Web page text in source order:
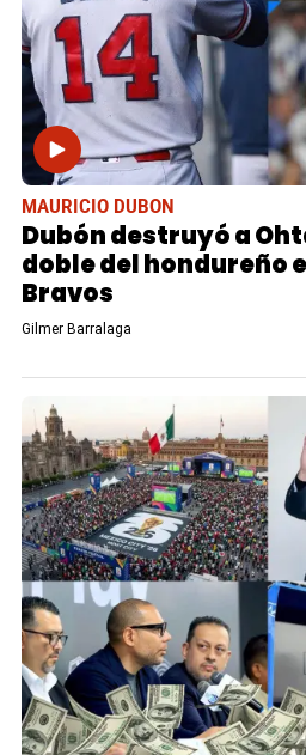
MAURICIO DUBON
Dubón destruyó a
doble del hondureño
Bravos
Gilmer Barralaga